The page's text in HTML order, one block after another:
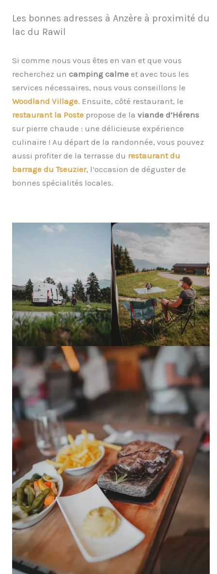
Les bonnes adresses à Anzère à proximité du
lac du Rawil
Si comme nous vous êtes en van et que vous
recherchez un camping calme et avec tous les
services nécessaires, nous vous conseillons le
Woodland Village. Ensuite, côté restaurant, le
restaurant la Poste propose de la viande d’Hérens
sur pierre chaude : une délicieuse expérience
culinaire ! Au départ de la randonnée, vous pouvez
aussi profiter de la terrasse du restaurant du
barrage du Tseuzier, l’occasion de déguster de
bonnes spécialités locales.